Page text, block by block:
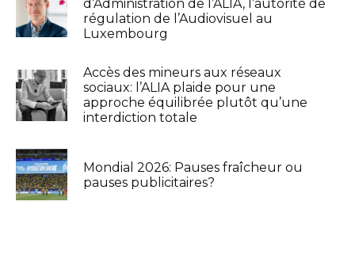
d’Administration de l’ALIA, l’autorité de
régulation de l’Audiovisuel au
Luxembourg
Accès des mineurs aux réseaux
sociaux: l’ALIA plaide pour une
approche équilibrée plutôt qu’une
interdiction totale
Mondial 2026: Pauses fraîcheur ou
pauses publicitaires?